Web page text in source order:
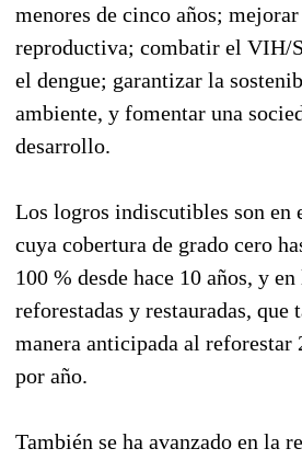
menores de cinco años;
reproductiva; combatir el VIH/
el dengue; garantizar la
ambiente, y fomentar una
desarrollo.
Los logros indiscutibles son en
cuya cobertura de grado cero
100 % desde hace 10 años, y en
reforestadas y restauradas, que
manera anticipada al reforestar
por año.
También se ha avanzado en la